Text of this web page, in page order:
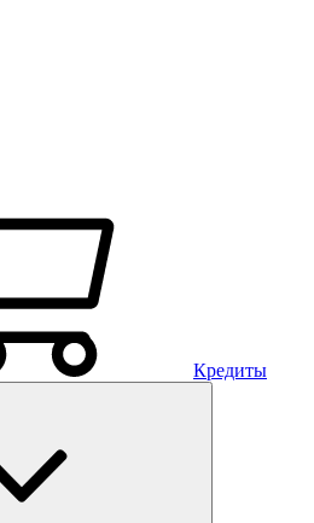
Кредиты